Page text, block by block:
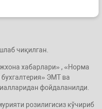
чиқилган.
хабарлари» , «Норма
ЭМТ ва
фойдаланилди.
розилигисиз кўчириб